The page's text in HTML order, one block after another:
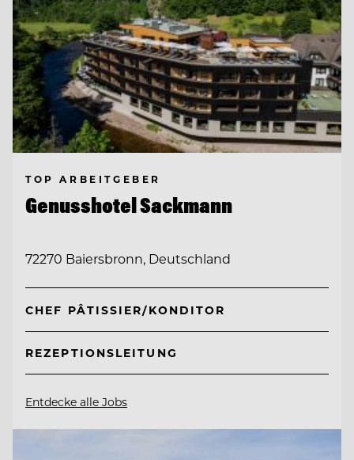
TOP ARBEITGEBER
Genusshotel Sackmann
72270 Baiersbronn, Deutschland
CHEF PÂTISSIER/KONDITOR
REZEPTIONSLEITUNG
Entdecke alle Jobs